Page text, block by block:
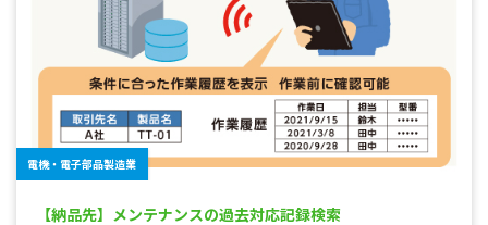
電機・電子部品製造業
【納品先】メンテナンスの過去対応記録検索